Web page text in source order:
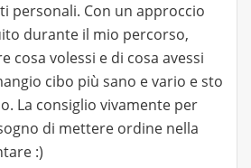
personali. Con un approccio
durante il mio percorso,
cosa volessi e di cosa avessi
cibo più sano e vario e sto
La consiglio vivamente per
di mettere ordine nella
:)